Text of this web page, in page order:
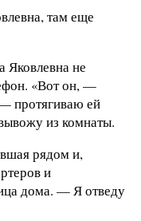
там еще
Яковлевна не
«Вот он, —
протягиваю ей
из комнаты.
рядом и,
и
дома. — Я отведу